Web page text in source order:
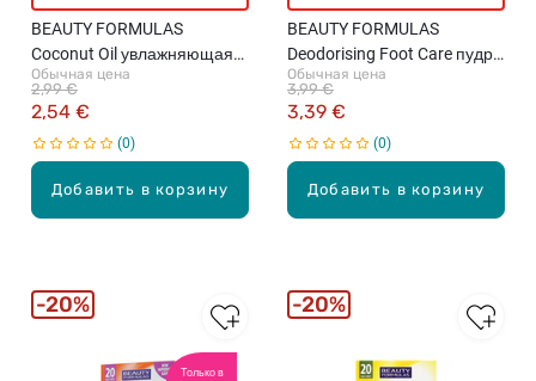
Добавить в корзину
BEAUTY FORMULAS
Coconut Oil увлажняющая
маска для рук, 1пара
Обычная цена
2,54 €
2,99 €
0
Добавить в корзину
BEAUTY FORMULAS
Deodorising Foot Care пудра
для стоп, 100г
Обычная цена
3,39 €
3,99 €
0
Только в
20% 20%